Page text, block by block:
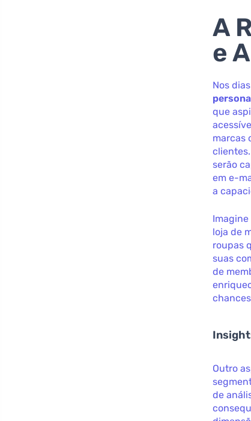
A
e
Nos
que
marcas
serão
em e-
a
loja de
roupas
suas
de
Outro
de